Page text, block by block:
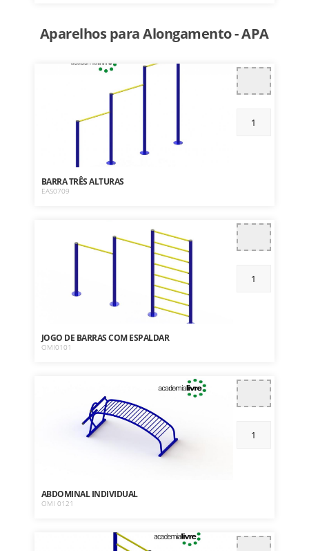
Aparelhos para Alongamento - APA
BARRA TRÊS ALTURAS
EAS0709
JOGO DE BARRAS COM ESPALDAR
OMI0101
ABDOMINAL INDIVIDUAL
OMI 0121